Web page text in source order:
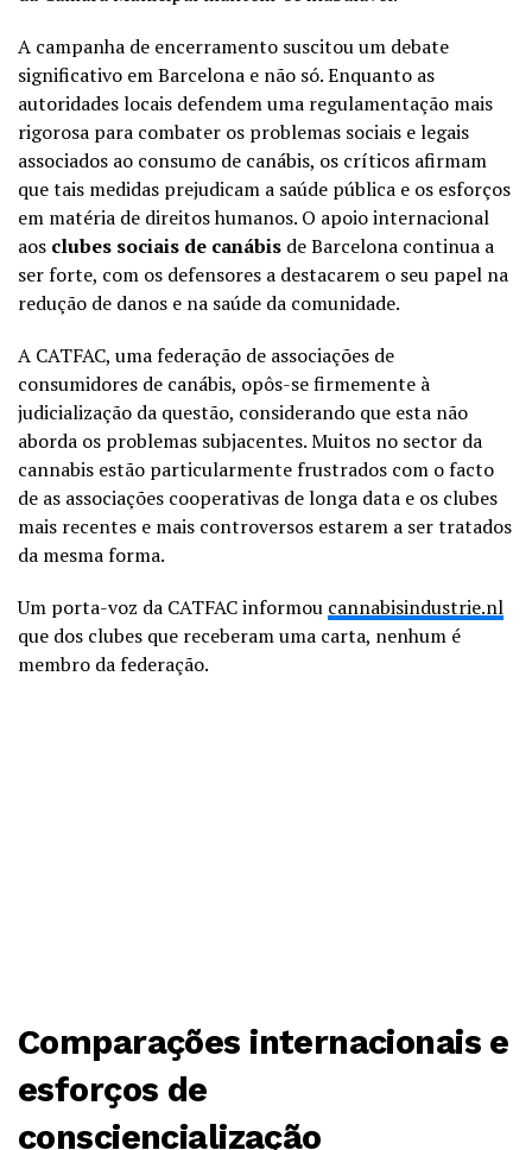
A campanha de encerramento suscitou um debate
significativo em Barcelona e não só. Enquanto as
autoridades locais defendem uma regulamentação mais
rigorosa para combater os problemas sociais e legais
associados ao consumo de canábis, os críticos afirmam
que tais medidas prejudicam a saúde pública e os esforços
em matéria de direitos humanos. O apoio internacional
aos clubes sociais de canábis de Barcelona continua a
ser forte, com os defensores a destacarem o seu papel na
redução de danos e na saúde da comunidade.
A CATFAC, uma federação de associações de
consumidores de canábis, opôs-se firmemente à
judicialização da questão, considerando que esta não
aborda os problemas subjacentes. Muitos no sector da
cannabis estão particularmente frustrados com o facto
de as associações cooperativas de longa data e os clubes
mais recentes e mais controversos estarem a ser tratados
da mesma forma.
Um porta-voz da CATFAC informou cannabisindustrie.nl
que dos clubes que receberam uma carta, nenhum é
membro da federação.
Comparações internacionais e
esforços de
consciencialização